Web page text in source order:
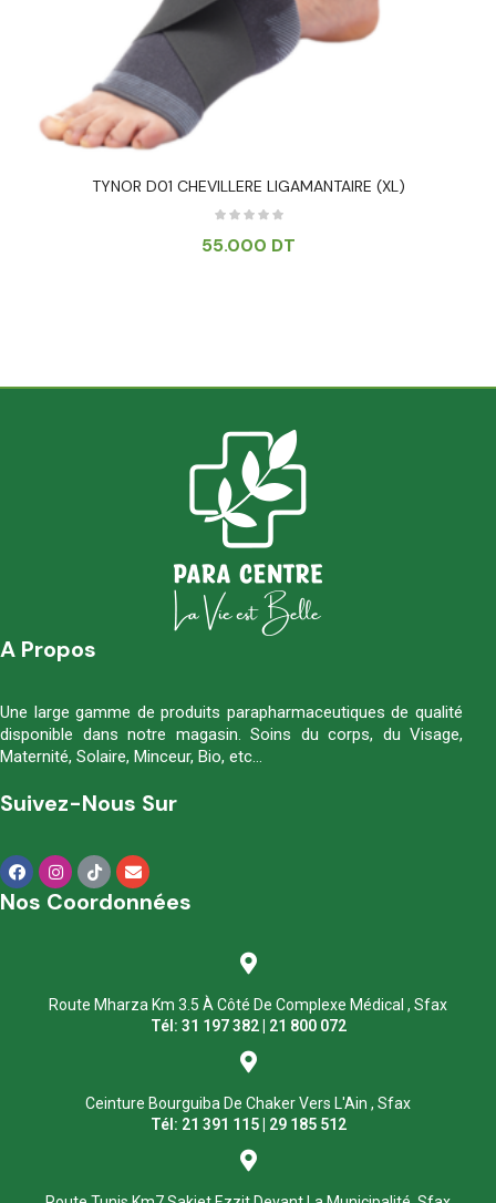
TYNOR D01 CHEVILLERE LIGAMANTAIRE (XL)
55.000 DT
A Propos
Une large gamme de produits parapharmaceutiques de qualité
disponible dans notre magasin. Soins du corps, du Visage,
Maternité, Solaire, Minceur, Bio, etc…
Suivez-Nous Sur
Nos Coordonnées
Route Mharza Km 3.5 À Côté De Complexe Médical , Sfax
Tél: 31 197 382 | 21 800 072
Ceinture Bourguiba De Chaker Vers L'Ain , Sfax
Tél: 21 391 115 | 29 185 512